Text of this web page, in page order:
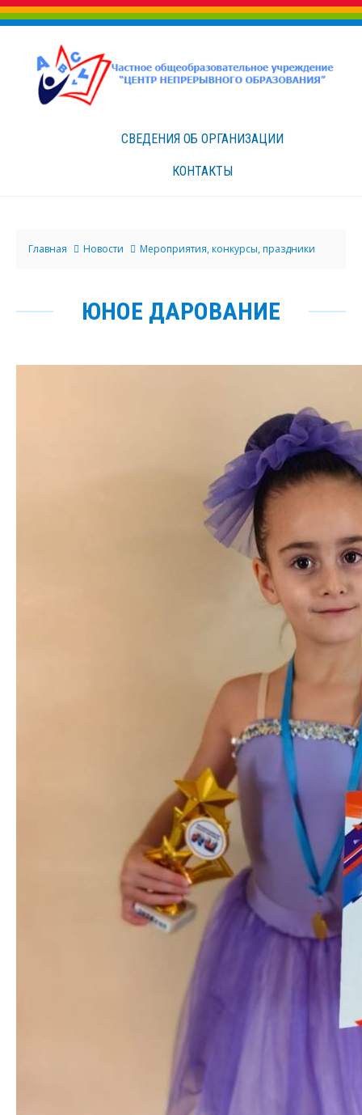
СВЕДЕНИЯ ОБ ОРГАНИЗАЦИИ
КОНТАКТЫ
Главная Новости Мероприятия, конкурсы, праздники
ЮНОЕ ДАРОВАНИЕ